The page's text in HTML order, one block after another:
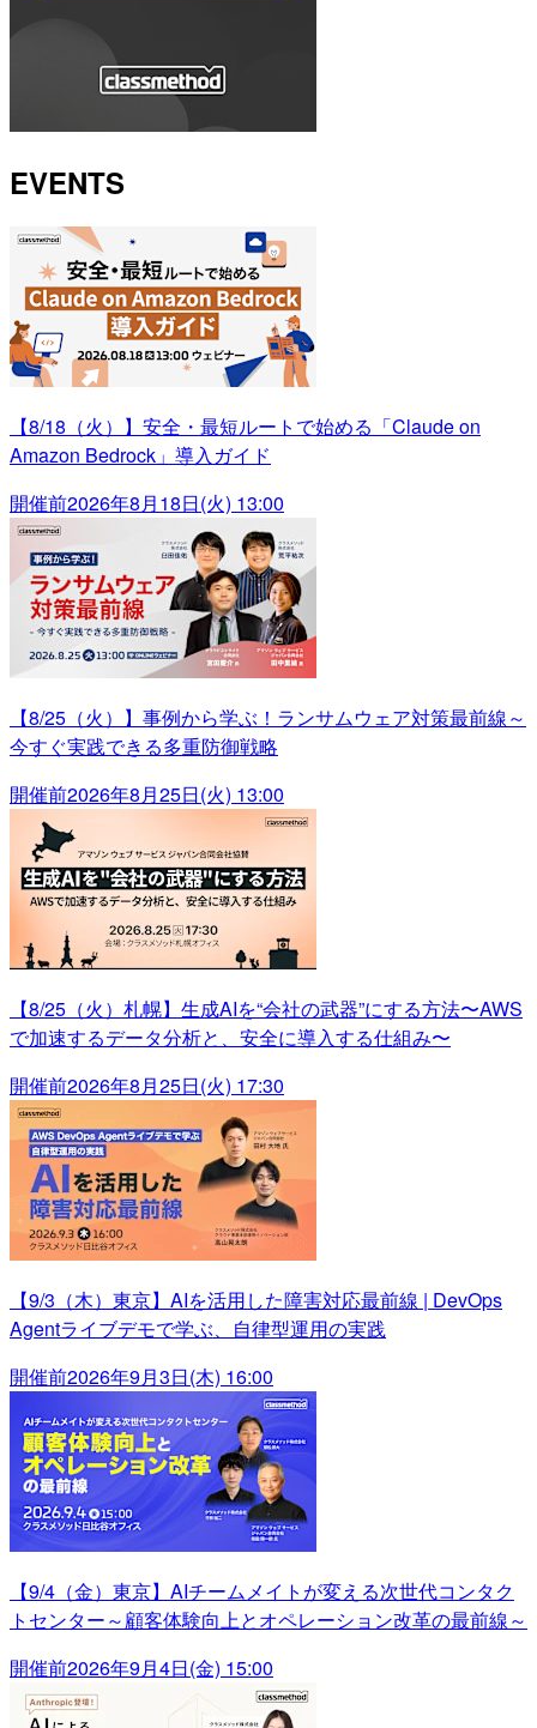
EVENTS
【8/18（火）】安全・最短ルートで始める「Claude on
Amazon Bedrock」導入ガイド
開催前2026年8月18日(火) 13:00
【8/25（火）】事例から学ぶ！ランサムウェア対策最前線～
今すぐ実践できる多重防御戦略
開催前2026年8月25日(火) 13:00
【8/25（火）札幌】生成AIを“会社の武器”にする方法〜AWS
で加速するデータ分析と、安全に導入する仕組み〜
開催前2026年8月25日(火) 17:30
【9/3（木）東京】AIを活用した障害対応最前線 | DevOps
Agentライブデモで学ぶ、自律型運用の実践
開催前2026年9月3日(木) 16:00
【9/4（金）東京】AIチームメイトが変える次世代コンタク
トセンター～顧客体験向上とオペレーション改革の最前線～
開催前2026年9月4日(金) 15:00